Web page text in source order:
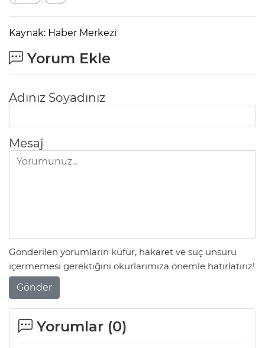
Kaynak: Haber Merkezi
Yorum Ekle
Adınız Soyadınız
Mesaj
Gönderilen yorumların küfür, hakaret ve suç unsuru
içermemesi gerektiğini okurlarımıza önemle hatırlatırız!
Gönder
Yorumlar (0)